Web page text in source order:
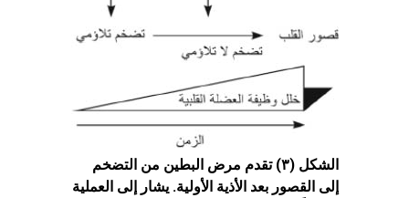
الشكل (٣) تقدم مرض البطين من التضخم
إلى القصور بعد الأذية الأولية. يشار إلى العملية